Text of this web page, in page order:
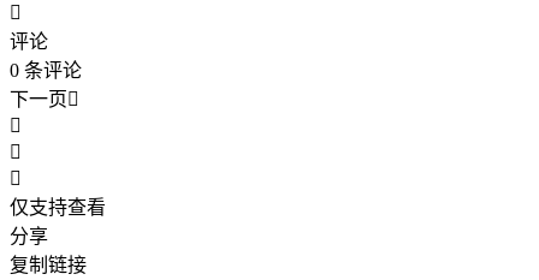

评论
0 条评论
下一页



仅支持查看
分享
复制链接